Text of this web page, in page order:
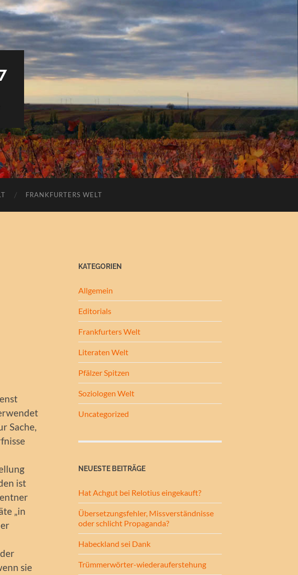
FRANKFURTERS WELT
Sache,
ist
„in
sie
KATEGORIEN
Allgemein
Editorials
Frankfurters Welt
Literaten Welt
Pfälzer Spitzen
Soziologen Welt
Uncategorized
NEUESTE BEITRÄGE
Hat Achgut bei Relotius eingekauft?
Übersetzungsfehler, Missverständnisse
oder schlicht Propaganda?
Habeckland sei Dank
Trümmerwörter-wiederauferstehung